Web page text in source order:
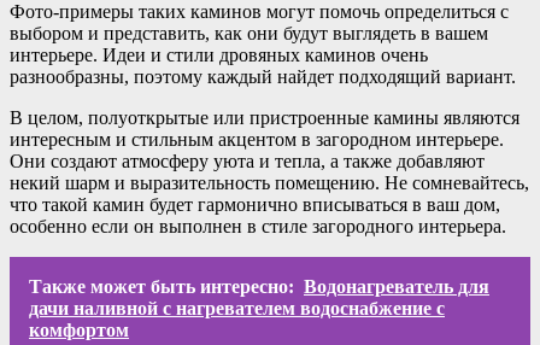
Фото-примеры таких каминов могут помочь определиться с
выбором и представить, как они будут выглядеть в вашем
интерьере. Идеи и стили дровяных каминов очень
разнообразны, поэтому каждый найдет подходящий вариант.
В целом, полуоткрытые или пристроенные камины являются
интересным и стильным акцентом в загородном интерьере.
Они создают атмосферу уюта и тепла, а также добавляют
некий шарм и выразительность помещению. Не сомневайтесь,
что такой камин будет гармонично вписываться в ваш дом,
особенно если он выполнен в стиле загородного интерьера.
Также может быть интересно: Водонагреватель для
дачи наливной с нагревателем водоснабжение с
комфортом